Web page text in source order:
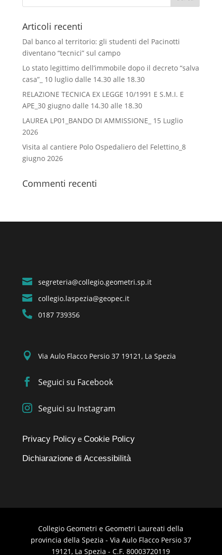
Articoli recenti
Dal banco al territorio: gli studenti del Pacinotti
diventano “tecnici” sul campo
Lo stato legittimo dell’immobile dopo il decreto “salva
casa”_ 10 luglio dalle 14.30 alle 18.30
RELAZIONE TECNICA EX LEGGE 10/1991 E S.M.I. E
APE_30 giugno dalle 14.30 alle 18.30
LAUREA LP01_BANDO DI AMMISSIONE_ 15 Luglio
2026
Visita al cantiere Polo Ospedaliero del Felettino_8
giugno 2026
Commenti recenti
 segreteria@collegio.geometri.sp.it
 collegio.laspezia@geopec.it
 0187 739356
 Via Aulo Flacco Persio 37 19121, La Spezia
 Seguici su Facebook
 Seguici su Instagram
Privacy Policye Cookie Policy
Dichiarazione di Accessibilità
Collegio Geometri e Geometri Laureati della
provincia della Spezia - Via Aulo Flacco Persio 37
19121, La Spezia - C.F. 80003720119